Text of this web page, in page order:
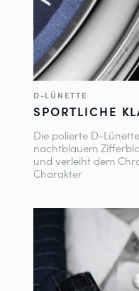
D-LÜNETTE
SPORTLICHE
Die polierte D-
nachtblauem
und verleiht dem
Charakter